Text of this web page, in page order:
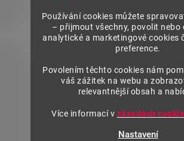
Používání cookies můžete
– přijmout všechny, povolit nebo
analytické a marketingové cookies
preference.
Povolením těchto cookies nám
váš zážitek na webu a
relevantnější obsah a
Více informací v zásadách
Nastavení